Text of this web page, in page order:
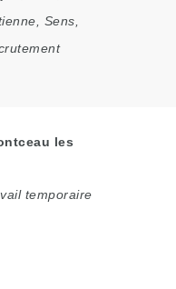
Sens
les
temporaire